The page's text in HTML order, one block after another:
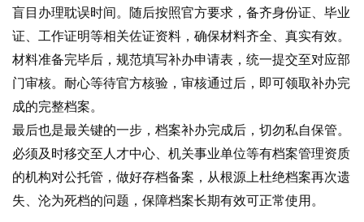
盲目办理耽误时间。随后按照官方要求，备齐身份证、毕业
证、工作证明等相关佐证资料，确保材料齐全、真实有效。
材料准备完毕后，规范填写补办申请表，统一提交至对应部
门审核。耐心等待官方核验，审核通过后，即可领取补办完
成的完整档案。
最后也是最关键的一步，档案补办完成后，切勿私自保管。
必须及时移交至人才中心、机关事业单位等有档案管理资质
的机构对公托管，做好存档备案，从根源上杜绝档案再次遗
失、沦为死档的问题，保障档案长期有效可正常使用。